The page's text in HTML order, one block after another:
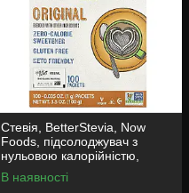
Стевія, BetterStevia, Now
Foods, підсолоджувач з
нульовою калорійністю,
оригінальний, 100 пакетів,
100 г
В наявності